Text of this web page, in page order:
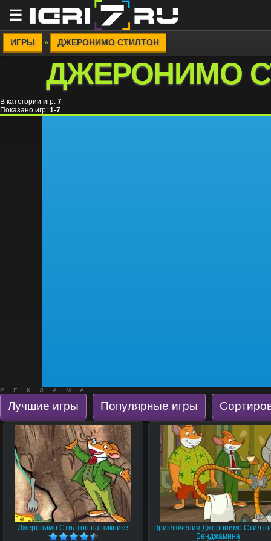
☰
ИГРЫ » ДЖЕРОНИМО СТИЛТОН
ДЖЕРОНИМО
В категории игр: 7
Показано игр: 1-7
РЕКЛАМА
Лучшие игры · Популярные игры ·
Джеронимо Стилтон на пикнике
Приключения Джеронимо
Бенджамина